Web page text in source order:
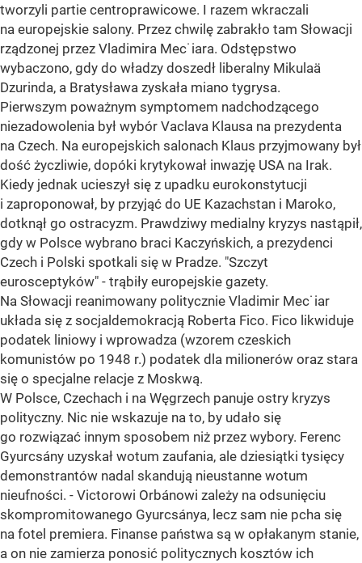
tworzyli partie centroprawicowe. I razem wkraczali
na europejskie salony. Przez chwilę zabrakło tam Słowacji
rządzonej przez Vladimira Mec˙iara. Odstępstwo
wybaczono, gdy do władzy doszedł liberalny Mikulaä
Dzurinda, a Bratysława zyskała miano tygrysa.
Pierwszym poważnym symptomem nadchodzącego
niezadowolenia był wybór Vaclava Klausa na prezydenta
na Czech. Na europejskich salonach Klaus przyjmowany był
dość życzliwie, dopóki krytykował inwazję USA na Irak.
Kiedy jednak ucieszył się z upadku eurokonstytucji
i zaproponował, by przyjąć do UE Kazachstan i Maroko,
dotknął go ostracyzm. Prawdziwy medialny kryzys nastąpił,
gdy w Polsce wybrano braci Kaczyńskich, a prezydenci
Czech i Polski spotkali się w Pradze. "Szczyt
eurosceptyków" - trąbiły europejskie gazety.
Na Słowacji reanimowany politycznie Vladimir Mec˙iar
układa się z socjaldemokracją Roberta Fico. Fico likwiduje
podatek liniowy i wprowadza (wzorem czeskich
komunistów po 1948 r.) podatek dla milionerów oraz stara
się o specjalne relacje z Moskwą.
W Polsce, Czechach i na Węgrzech panuje ostry kryzys
polityczny. Nic nie wskazuje na to, by udało się
go rozwiązać innym sposobem niż przez wybory. Ferenc
Gyurcsány uzyskał wotum zaufania, ale dziesiątki tysięcy
demonstrantów nadal skandują nieustanne wotum
nieufności. - Victorowi Orbánowi zależy na odsunięciu
skompromitowanego Gyurcsánya, lecz sam nie pcha się
na fotel premiera. Finanse państwa są w opłakanym stanie,
a on nie zamierza ponosić politycznych kosztów ich